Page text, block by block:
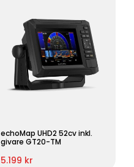
echoMap UHD2 52cv inkl.
givare GT20-TM
5.199 kr